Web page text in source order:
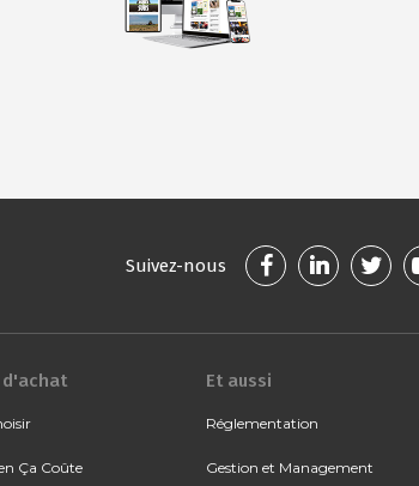
Suivez-nous
d'achat
Ça Coûte
Et aussi
Réglementation
Gestion et Management